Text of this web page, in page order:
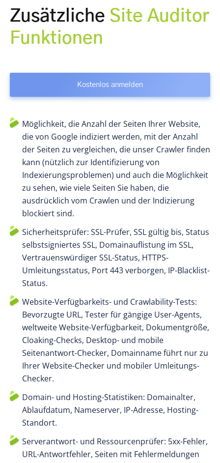
Zusätzliche Site Auditor
Funktionen
Kostenlos anmelden
Möglichkeit, die Anzahl der Seiten Ihrer Website,
die von Google indiziert werden, mit der Anzahl
der Seiten zu vergleichen, die unser Crawler finden
kann (nützlich zur Identifizierung von
Indexierungsproblemen) und auch die Möglichkeit
zu sehen, wie viele Seiten Sie haben, die
ausdrücklich vom Crawlen und der Indizierung
blockiert sind.
Sicherheitsprüfer: SSL-Prüfer, SSL gültig bis, Status
selbstsigniertes SSL, Domainauflistung im SSL,
Vertrauenswürdiger SSL-Status, HTTPS-
Umleitungsstatus, Port 443 verborgen, IP-Blacklist-
Status.
Website-Verfügbarkeits- und Crawlability-Tests:
Bevorzugte URL, Tester für gängige User-Agents,
weltweite Website-Verfügbarkeit, Dokumentgröße,
Cloaking-Checks, Desktop- und mobile
Seitenantwort-Checker, Domainname führt nur zu
Ihrer Website-Checker und mobiler Umleitungs-
Checker.
Domain- und Hosting-Statistiken: Domainalter,
Ablaufdatum, Nameserver, IP-Adresse, Hosting-
Standort.
Serverantwort- und Ressourcenprüfer: 5xx-Fehler,
URL-Antwortfehler, Seiten mit Fehlermeldungen